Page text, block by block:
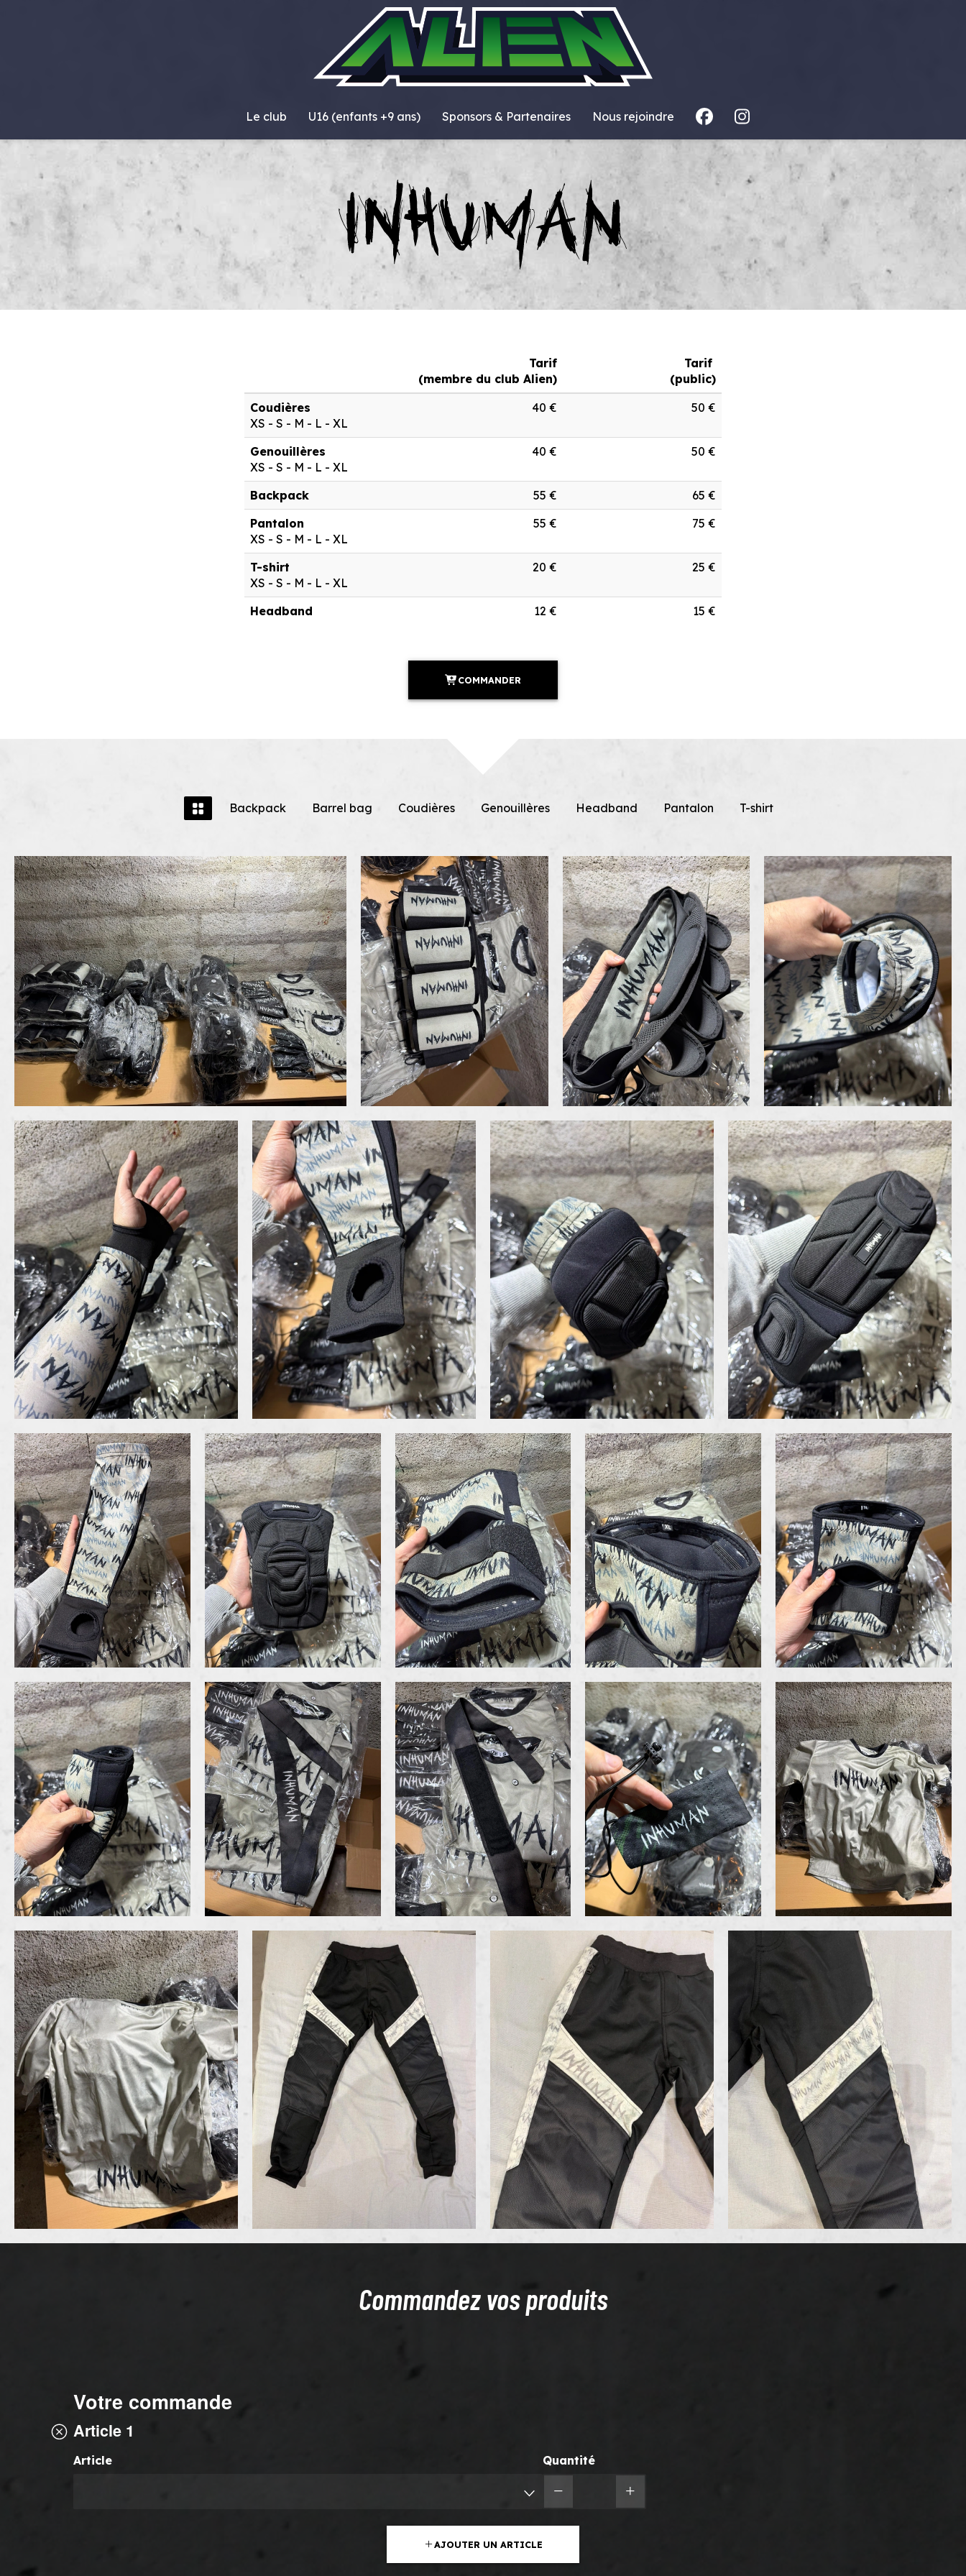
Le club U16 (enfants +9 ans) Sponsors & Partenaires Nous rejoindre
Tarif
(membre du club Alien)
Tarif
(public)
Coudières
XS - S - M - L - XL
40 € 50 €
Genouillères
XS - S - M - L - XL
40 € 50 €
Backpack 55 €
65 €
Pantalon
XS - S - M - L - XL
55 € 75 €
T-shirt
XS - S - M - L - XL
20 € 25 €
Headband 12 € 15 €
COMMANDER
Backpack Barrel bag Coudières Genouillères Headband Pantalon T-shirt
Commandez vos produits
Votre commande
Article 1
Article Quantité
AJOUTER UN ARTICLE